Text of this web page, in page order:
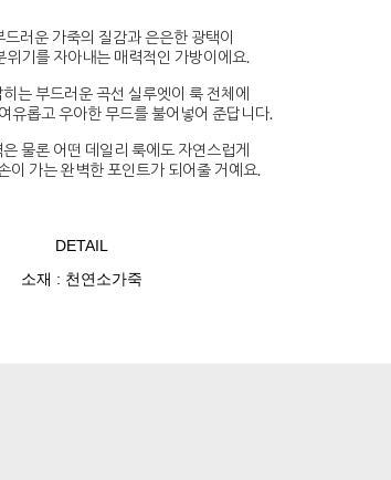
러운 가죽의 질감과 은은한 광택이
위기를 자아내는 매력적인 가방이에요.
는 부드러운 곡선 실루엣이 룩 전체에
유롭고 우아한 무드를 불어넣어 준답니다.
물론 어떤 데일리 룩에도 자연스럽게
이 가는 완벽한 포인트가 되어줄 거예요.
DETAIL
소재 : 천연소가죽